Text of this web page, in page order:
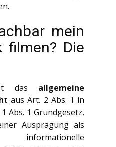
mein
filmen? Die
das allgemeine
aus Art. 2 Abs. 1 in
Abs. 1 Grundgesetz,
Ausprägung als